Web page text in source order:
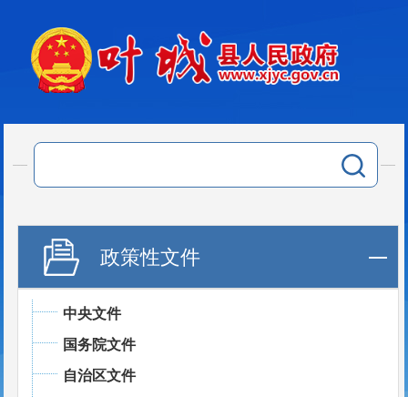
政策性文件
中央文件
国务院文件
自治区文件